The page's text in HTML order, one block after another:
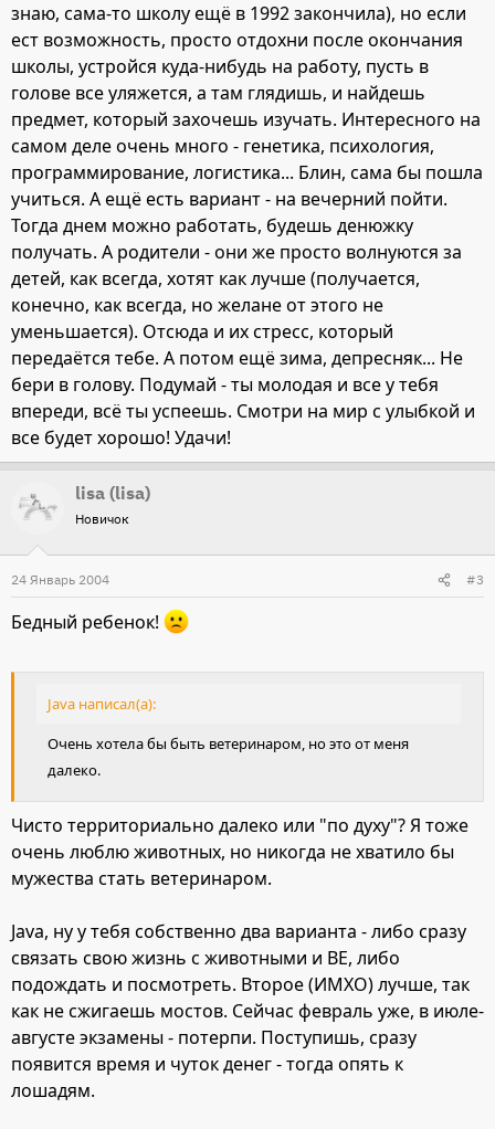
знаю, сама-то школу ещё в 1992 закончила), но если
ест возможность, просто отдохни после окончания
школы, устройся куда-нибудь на работу, пусть в
голове все уляжется, а там глядишь, и найдешь
предмет, который захочешь изучать. Интересного на
самом деле очень много - генетика, психология,
программирование, логистика... Блин, сама бы пошла
учиться. А ещё есть вариант - на вечерний пойти.
Тогда днем можно работать, будешь денюжку
получать. А родители - они же просто волнуются за
детей, как всегда, хотят как лучше (получается,
конечно, как всегда, но желане от этого не
уменьшается). Отсюда и их стресс, который
передаётся тебе. А потом ещё зима, депресняк... Не
бери в голову. Подумай - ты молодая и все у тебя
впереди, всё ты успеешь. Смотри на мир с улыбкой и
все будет хорошо! Удачи!
lisa (lisa)
Новичок
24 Январь 2004 #3
Бедный ребенок!
Java написал(а):
Очень хотела бы быть ветеринаром, но это от меня
далеко.
Чисто территориально далеко или "по духу"? Я тоже
очень люблю животных, но никогда не хватило бы
мужества стать ветеринаром.
Java, ну у тебя собственно два варианта - либо сразу
связать свою жизнь с животными и ВЕ, либо
подождать и посмотреть. Второе (ИМХО) лучше, так
как не сжигаешь мостов. Сейчас февраль уже, в июле-
августе экзамены - потерпи. Поступишь, сразу
появится время и чуток денег - тогда опять к
лошадям.